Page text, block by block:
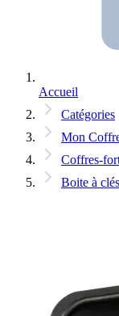
Accueil
Catégories
Mon
Coffres-
Boite à